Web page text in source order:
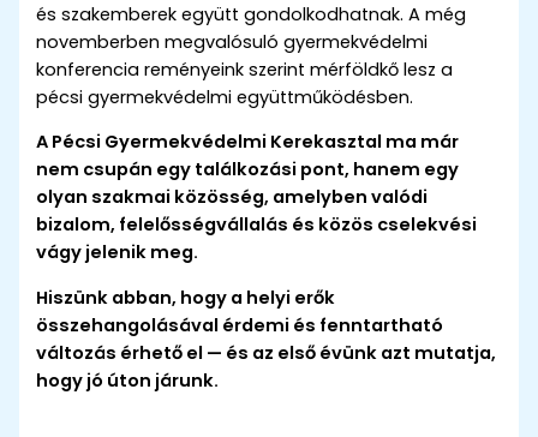
és szakemberek együtt gondolkodhatnak. A még
novemberben megvalósuló gyermekvédelmi
konferencia reményeink szerint mérföldkő lesz a
pécsi gyermekvédelmi együttműködésben.
A Pécsi Gyermekvédelmi Kerekasztal ma már
nem csupán egy találkozási pont, hanem egy
olyan szakmai közösség, amelyben valódi
bizalom, felelősségvállalás és közös cselekvési
vágy jelenik meg.
Hiszünk abban, hogy a helyi erők
összehangolásával érdemi és fenntartható
változás érhető el — és az első évünk azt mutatja,
hogy jó úton járunk.